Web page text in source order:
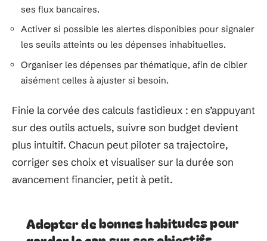
ses flux bancaires.
Activer si possible les alertes disponibles pour signaler
les seuils atteints ou les dépenses inhabituelles.
Organiser les dépenses par thématique, afin de cibler
aisément celles à ajuster si besoin.
Finie la corvée des calculs fastidieux : en s’appuyant
sur des outils actuels, suivre son budget devient
plus intuitif. Chacun peut piloter sa trajectoire,
corriger ses choix et visualiser sur la durée son
avancement financier, petit à petit.
Adopter de bonnes habitudes pour